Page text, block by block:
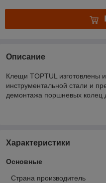
Описание
Клещи TOPTUL изготовлены
инструментальной стали и
демонтажа поршневых колец
Характеристики
Основные
Страна производитель